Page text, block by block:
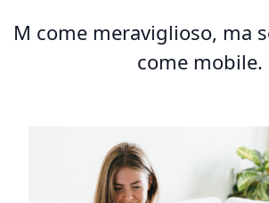
M come meraviglioso, ma
come mobile.